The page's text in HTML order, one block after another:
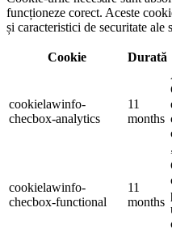
funcționeze corect. Aceste
și caracteristici de securitate
Cookie Durată
cookielawinfo-
checbox-analytics
11
months
cookielawinfo-
checbox-functional
11
months